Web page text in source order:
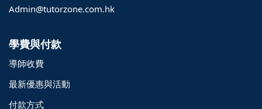
Admin@tutorzone.com.hk
學費與付款
導師收費
最新優惠與活動
付款方式